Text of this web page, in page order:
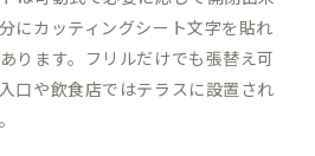
にカッティングシート文字を貼れ
ります。フリルだけでも張替え可
口や飲食店ではテラスに設置され